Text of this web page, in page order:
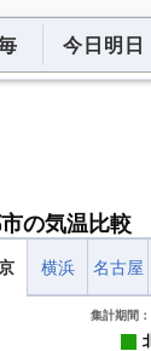
今日明日
の気温比較
横浜 名古屋
集計期間